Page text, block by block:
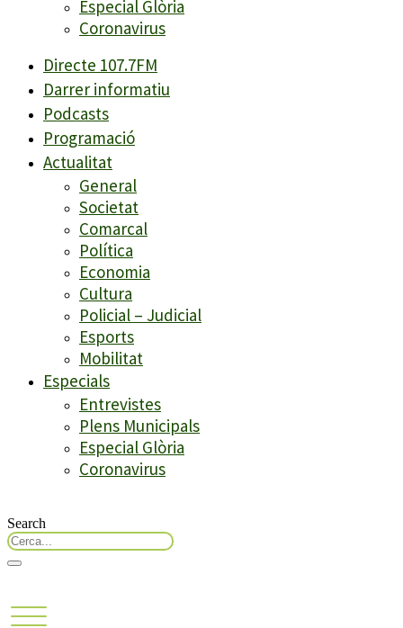
Especial Glòria
Coronavirus
Directe 107.7FM
Darrer informatiu
Podcasts
Programació
Actualitat
General
Societat
Comarcal
Política
Economia
Cultura
Policial – Judicial
Esports
Mobilitat
Especials
Entrevistes
Plens Municipals
Especial Glòria
Coronavirus
Search